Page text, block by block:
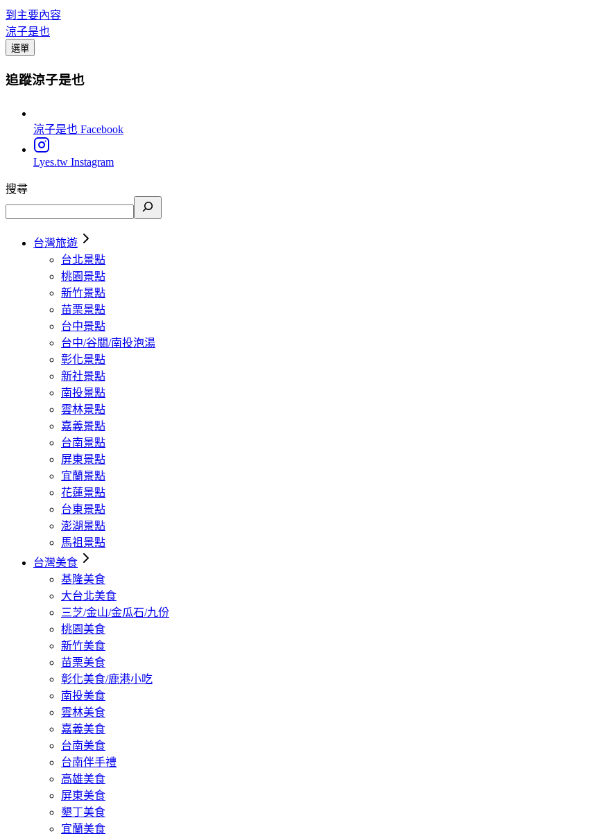
到主要內容
涼子是也
選單
追蹤涼子是也
涼子是也 Facebook
Lyes.tw Instagram
搜尋
台灣旅遊
台北景點
桃園景點
新竹景點
苗栗景點
台中景點
台中/谷關/南投泡湯
彰化景點
新社景點
南投景點
雲林景點
嘉義景點
台南景點
屏東景點
宜蘭景點
花蓮景點
台東景點
澎湖景點
馬祖景點
台灣美食
基隆美食
大台北美食
三芝/金山/金瓜石/九份
桃園美食
新竹美食
苗栗美食
彰化美食/鹿港小吃
南投美食
雲林美食
嘉義美食
台南美食
台南伴手禮
高雄美食
屏東美食
墾丁美食
宜蘭美食